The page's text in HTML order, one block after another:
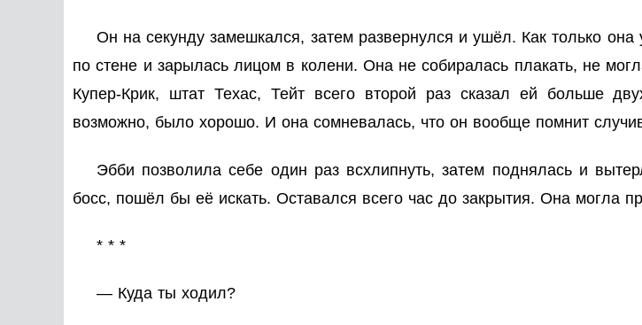
Он на секунду замешкался, затем развернулся и ушёл. Как только
по стене и зарылась лицом в колени. Она не собиралась плакать, не
Купер-Крик, штат Техас, Тейт всего второй раз сказал ей больше
возможно, было хорошо. И она сомневалась, что он вообще помнит
Эбби позволила себе один раз всхлипнуть, затем поднялась и
босс, пошёл бы её искать. Оставался всего час до закрытия. Она могла
* * *
— Куда ты ходил?